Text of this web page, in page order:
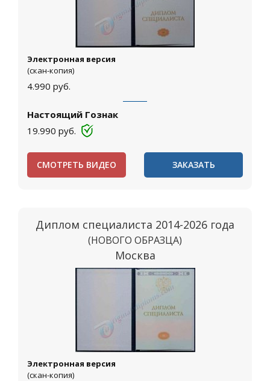
Электронная версия
(скан-копия)
4.990 руб.
Настоящий Гознак
19.990 руб.
СМОТРЕТЬ ВИДЕО ЗАКАЗАТЬ
Диплом специалиста 2014-2026 года
(НОВОГО ОБРАЗЦА)
Москва
Электронная версия
(скан-копия)